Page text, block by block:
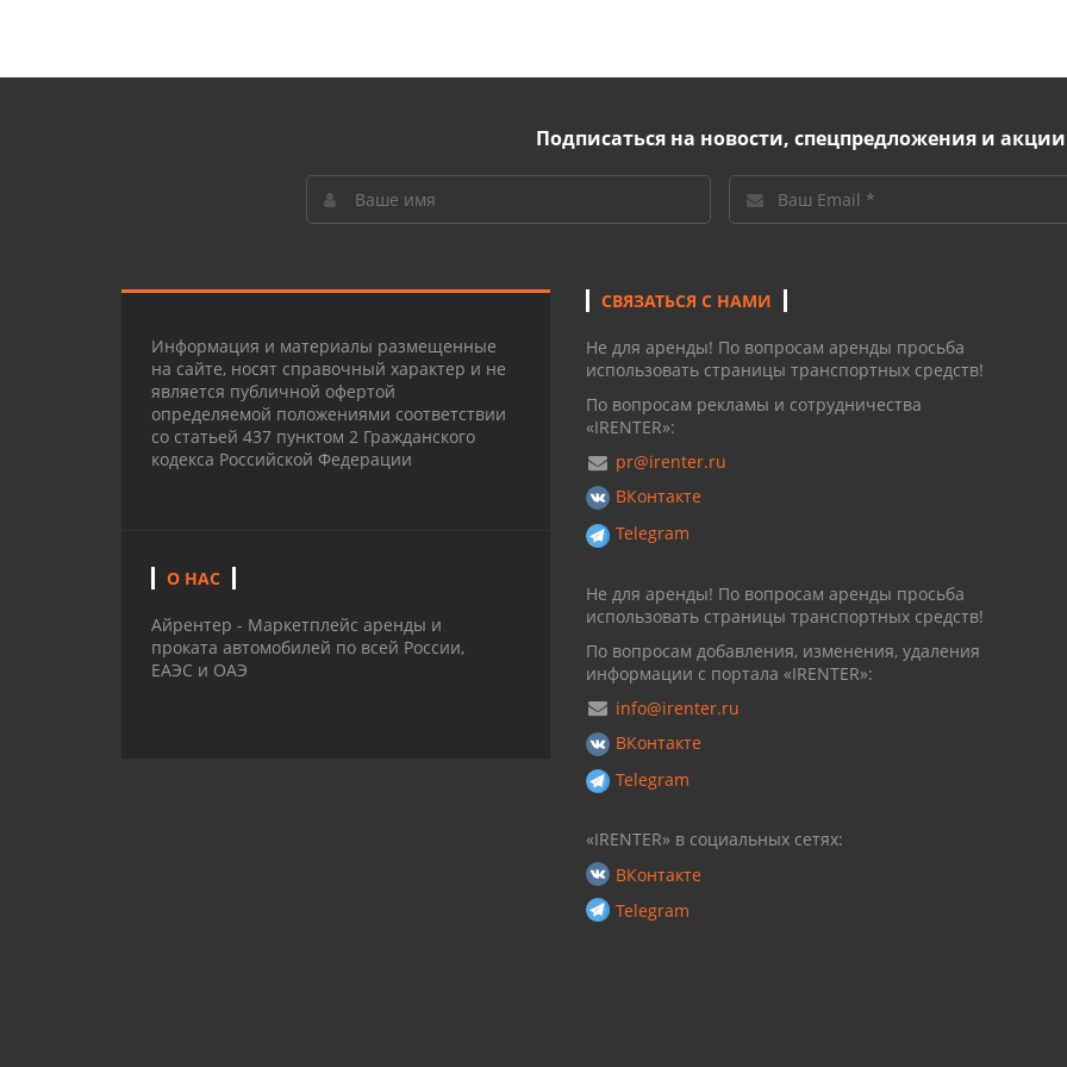
Подписаться на новости, спецпредложения и акции
Информация и материалы размещенные
на сайте, носят справочный характер и не
является публичной офертой
определяемой положениями соответствии
со статьей 437 пунктом 2 Гражданского
кодекса Российской Федерации
О НАС
Айрентер - Маркетплейс аренды и
проката автомобилей по всей России,
ЕАЭС и ОАЭ
СВЯЗАТЬСЯ С НАМИ
Не для аренды! По вопросам аренды просьба
использовать страницы транспортных средств!
По вопросам рекламы и сотрудничества
«IRENTER»:
pr@irenter.ru
ВКонтакте
Telegram
Не для аренды! По вопросам аренды просьба
использовать страницы транспортных средств!
По вопросам добавления, изменения, удаления
информации с портала «IRENTER»:
info@irenter.ru
ВКонтакте
Telegram
«IRENTER» в социальных сетях:
ВКонтакте
Telegram